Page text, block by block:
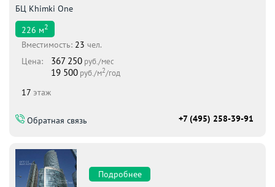
БЦ Khimki One
226 м2
Вместимоcть: 23 чел.
Цена:
367 250 руб./мес
19 500 руб./м2/год
17 этаж
Обратная связь +7 (495) 258-39-91
Подробнее